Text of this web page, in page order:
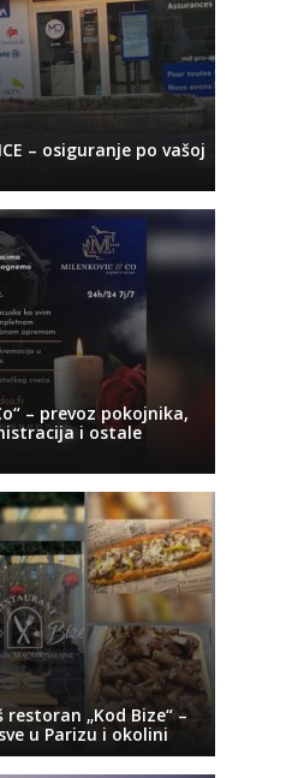
– osiguranje po vašoj
– prevoz pokojnika,
i ostale
„Kod Bize“ –
u Parizu i okolini